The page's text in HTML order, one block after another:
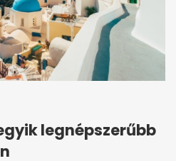
legnépszerűbb